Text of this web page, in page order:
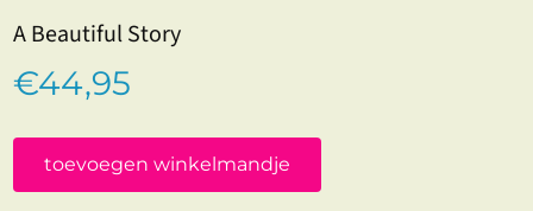
A Beautiful Story
€44,95
toevoegen winkelmandje